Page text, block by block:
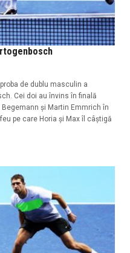
de dublu masculin a
Cei doi au învins în finală
și Martin Emmrich în
pe care Horia și Max îl câștigă